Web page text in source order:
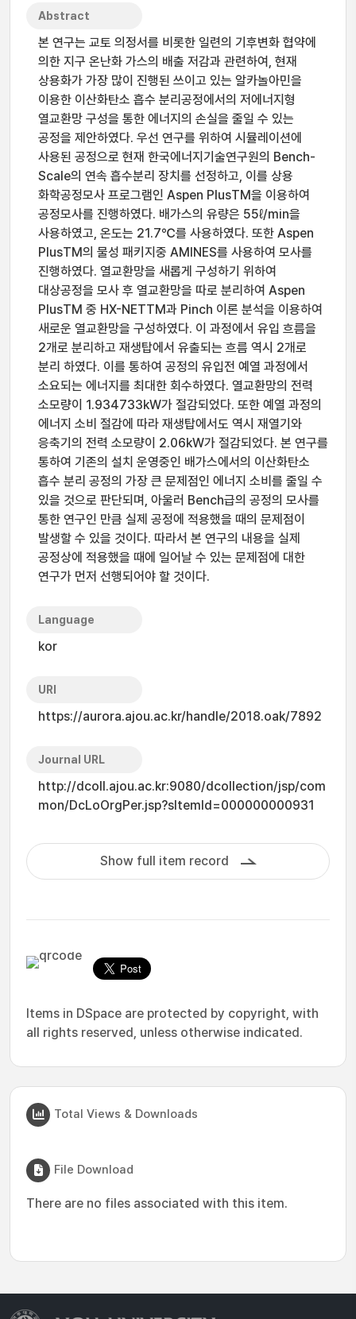
Abstract
본 연구는 교토 의정서를 비롯한 일련의 기후변화 협약에
의한 지구 온난화 가스의 배출 저감과 관련하여, 현재
상용화가 가장 많이 진행된 쓰이고 있는 알카놀아민을
이용한 이산화탄소 흡수 분리공정에서의 저에너지형
열교환망 구성을 통한 에너지의 손실을 줄일 수 있는
공정을 제안하였다. 우선 연구를 위하여 시뮬레이션에
사용된 공정으로 현재 한국에너지기술연구원의 Bench-
Scale의 연속 흡수분리 장치를 선정하고, 이를 상용
화학공정모사 프로그램인 Aspen PlusTM을 이용하여
공정모사를 진행하였다. 배가스의 유량은 55ℓ/min을
사용하였고, 온도는 21.7℃를 사용하였다. 또한 Aspen
PlusTM의 물성 패키지중 AMINES를 사용하여 모사를
진행하였다. 열교환망을 새롭게 구성하기 위하여
대상공정을 모사 후 열교환망을 따로 분리하여 Aspen
PlusTM 중 HX-NETTM과 Pinch 이론 분석을 이용하여
새로운 열교환망을 구성하였다. 이 과정에서 유입 흐름을
2개로 분리하고 재생탑에서 유출되는 흐름 역시 2개로
분리 하였다. 이를 통하여 공정의 유입전 예열 과정에서
소요되는 에너지를 최대한 회수하였다. 열교환망의 전력
소모량이 1.934733kW가 절감되었다. 또한 예열 과정의
에너지 소비 절감에 따라 재생탑에서도 역시 재열기와
응축기의 전력 소모량이 2.06kW가 절감되었다. 본 연구를
통하여 기존의 설치 운영중인 배가스에서의 이산화탄소
흡수 분리 공정의 가장 큰 문제점인 에너지 소비를 줄일 수
있을 것으로 판단되며, 아울러 Bench급의 공정의 모사를
통한 연구인 만큼 실제 공정에 적용했을 때의 문제점이
발생할 수 있을 것이다. 따라서 본 연구의 내용을 실제
공정상에 적용했을 때에 일어날 수 있는 문제점에 대한
연구가 먼저 선행되어야 할 것이다.
Language
kor
URI
https://aurora.ajou.ac.kr/handle/2018.oak/7892
Journal URL
http://dcoll.ajou.ac.kr:9080/dcollection/jsp/com
mon/DcLoOrgPer.jsp?sItemId=000000000931
Show full item record
Items in DSpace are protected by copyright, with
all rights reserved, unless otherwise indicated.
Total Views & Downloads
File Download
There are no files associated with this item.